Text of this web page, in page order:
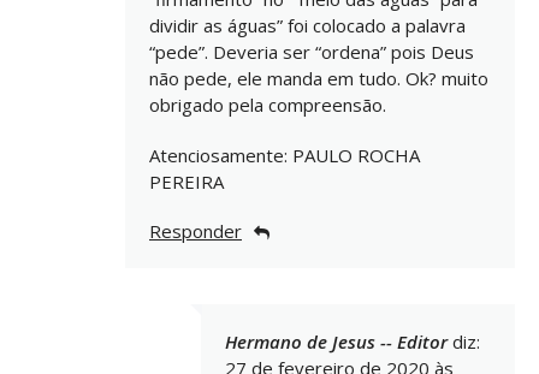
dividir as águas” foi colocado a palavra
“pede”. Deveria ser “ordena” pois Deus
não pede, ele manda em tudo. Ok? muito
obrigado pela compreensão.
Atenciosamente: PAULO ROCHA
PEREIRA
Responder
Hermano de Jesus -- Editor diz:
27 de fevereiro de 2020 às